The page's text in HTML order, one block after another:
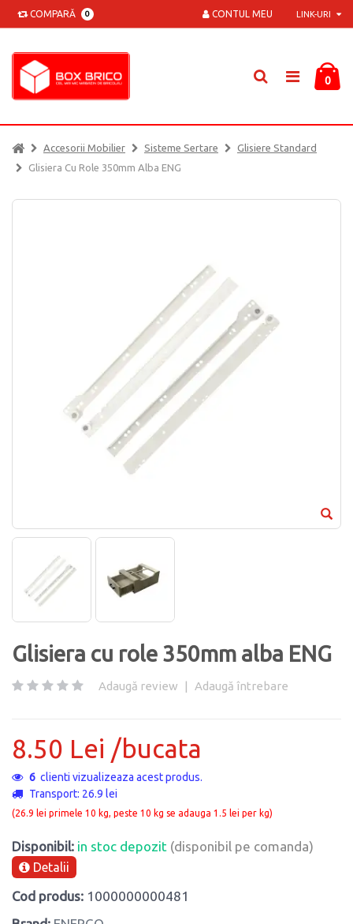
COMPARĂ 0 LINK-URI
CONTUL MEU
0
Accesorii Mobilier Sisteme Sertare
Glisiere Standard
Glisiera Cu Role 350mm Alba ENG
Glisiera cu role 350mm alba ENG
Adaugă review | Adaugă întrebare
8.50 Lei /bucata
14clienti vizualizeaza acest produs.
Transport: 26.9 lei
(26.9 lei primele 10 kg, peste 10 kg se adauga 1.5 lei per kg)
Disponibil: in stoc depozit (disponibil pe comanda)
Detalii
Cod produs: 1000000000481